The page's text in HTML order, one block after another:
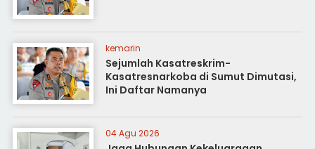
kemarin
Sejumlah Kasatreskrim-
Kasatresnarkoba di Sumut Dimutasi,
Ini Daftar Namanya
04 Agu 2026